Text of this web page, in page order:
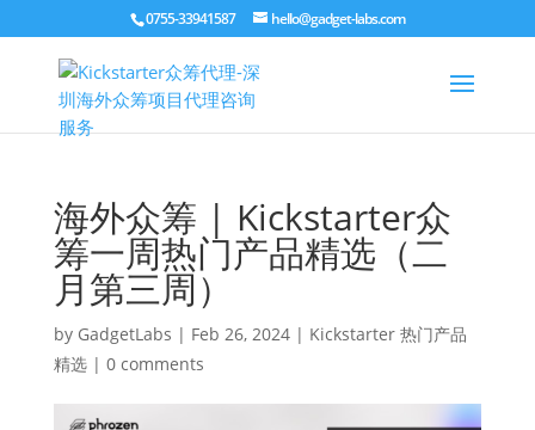
0755-33941587 hello@gadget-labs.com
海外众筹 | Kickstarter众
筹一周热门产品精选（二
月第三周）
by GadgetLabs | Feb 26, 2024| Kickstarter 热门产品
精选| 0 comments